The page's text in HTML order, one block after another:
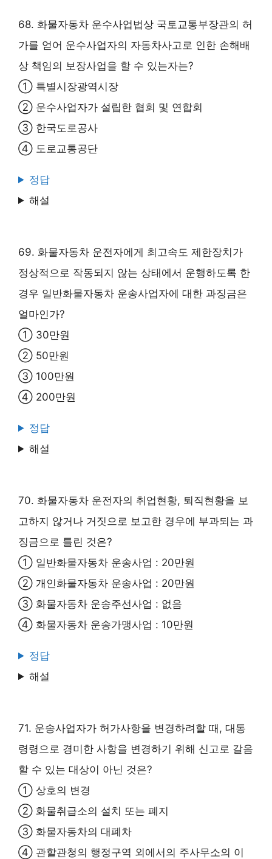
68. 화물자동차 운수사업법상 국토교통부장관의 허
가를 얻어 운수사업자의 자동차사고로 인한 손해배
상 책임의 보장사업을 할 수 있는자는?
① 특별시장광역시장
② 운수사업자가 설립한 협회 및 연합회
③ 한국도로공사
④ 도로교통공단
정답
해설
69. 화물자동차 운전자에게 최고속도 제한장치가
정상적으로 작동되지 않는 상태에서 운행하도록 한
경우 일반화물자동차 운송사업자에 대한 과징금은
얼마인가?
① 30만원
② 50만원
③ 100만원
④ 200만원
정답
해설
70. 화물자동차 운전자의 취업현황, 퇴직현황을 보
고하지 않거나 거짓으로 보고한 경우에 부과되는 과
징금으로 틀린 것은?
① 일반화물자동차 운송사업 : 20만원
② 개인화물자동차 운송사업 : 20만원
③ 화물자동차 운송주선사업 : 없음
④ 화물자동차 운송가맹사업 : 10만원
정답
해설
71. 운송사업자가 허가사항을 변경하려할 때, 대통
령령으로 경미한 사항을 변경하기 위해 신고로 갈음
할 수 있는 대상이 아닌 것은?
① 상호의 변경
② 화물취급소의 설치 또는 폐지
③ 화물자동차의 대폐차
④ 관할관청의 행정구역 외에서의 주사무소의 이